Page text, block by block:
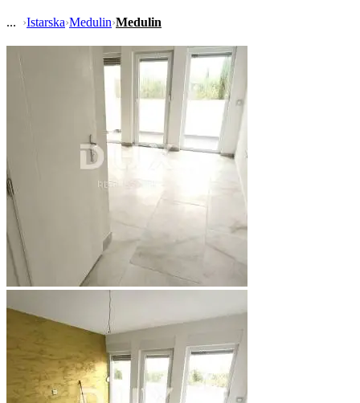
›Istarska›Medulin›Medulin